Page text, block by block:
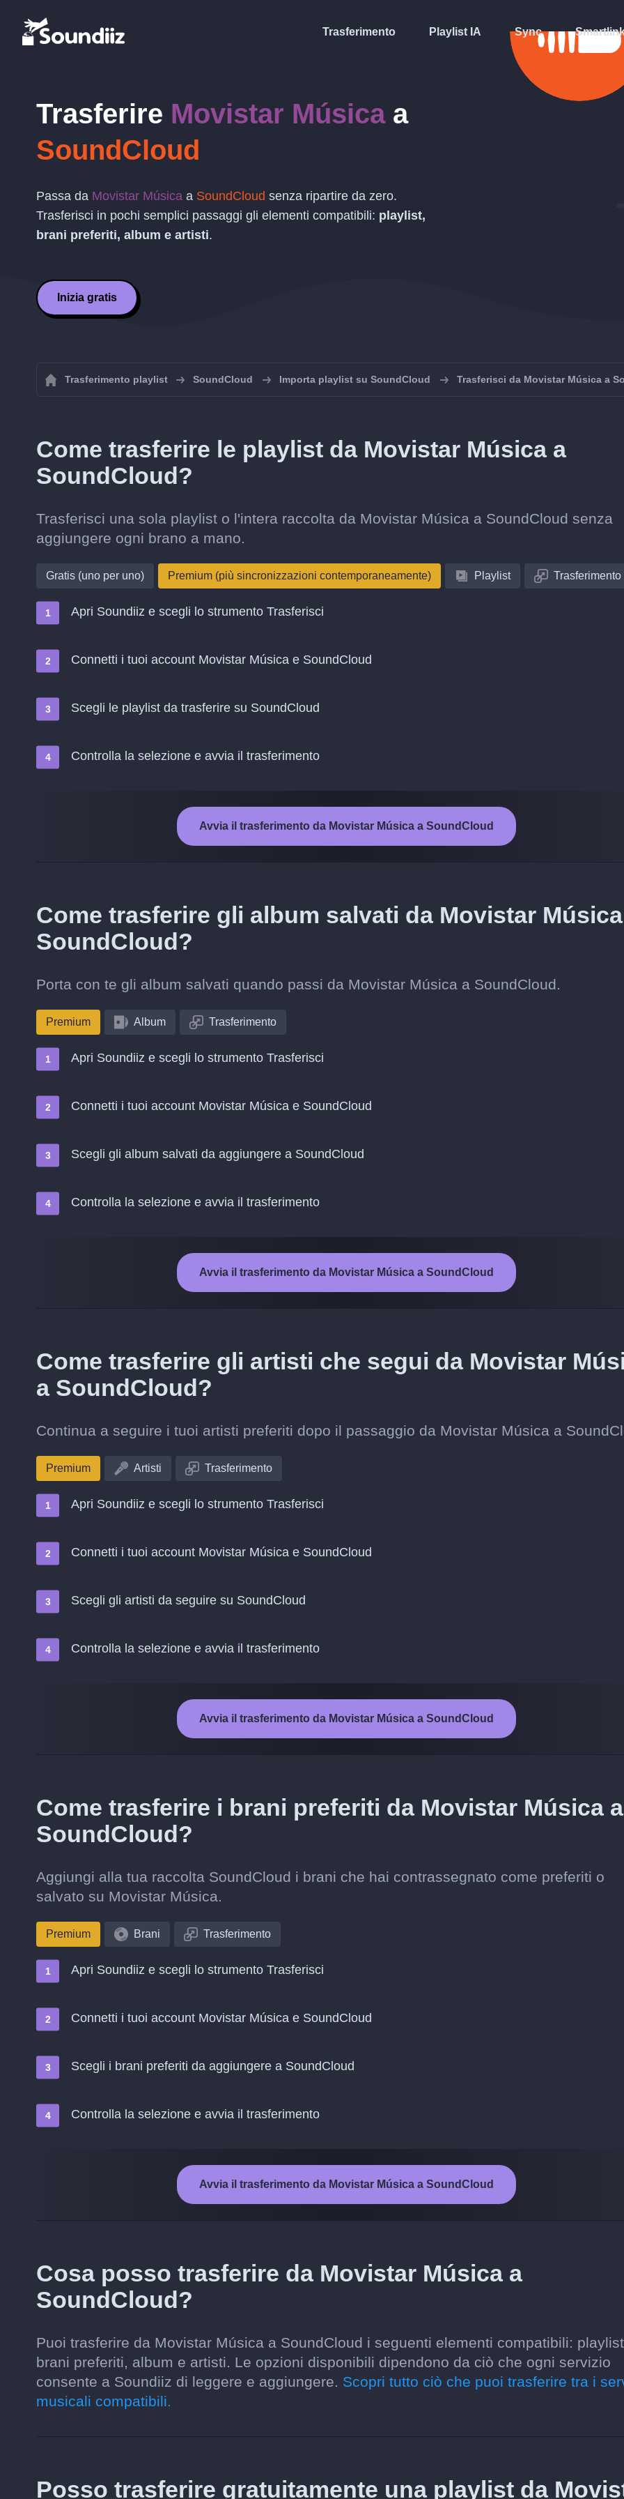
Trasferimento Playlist IA Sync
Trasferire Movistar Músicaa
SoundCloud
Passa da Movistar Música a SoundCloud senza ripartire da zero.
Trasferisci in pochi semplici passaggi gli elementi compatibili: playlist,
brani preferiti, album e artisti.
Inizia gratis
Trasferimento playlist SoundCloud Importa playlist su SoundCloud Trasferisci da Movistar Música a
Come trasferire le playlist da Movistar Música a
SoundCloud?
Trasferisci una sola playlist o l'intera raccolta da Movistar Música a SoundCloud senza
aggiungere ogni brano a mano.
Gratis (uno per uno) Premium (più sincronizzazioni contemporaneamente) Playlist Trasferimento
Apri Soundiiz e scegli lo strumento Trasferisci
Connetti i tuoi account Movistar Música e SoundCloud
Scegli le playlist da trasferire su SoundCloud
Controlla la selezione e avvia il trasferimento
Avvia il trasferimento da Movistar Música a SoundCloud
Come trasferire gli album salvati da Movistar
SoundCloud?
Porta con te gli album salvati quando passi da Movistar Música a SoundCloud.
Premium Album Trasferimento
Apri Soundiiz e scegli lo strumento Trasferisci
Connetti i tuoi account Movistar Música e SoundCloud
Scegli gli album salvati da aggiungere a SoundCloud
Controlla la selezione e avvia il trasferimento
Avvia il trasferimento da Movistar Música a SoundCloud
Come trasferire gli artisti che segui da Movistar
a SoundCloud?
Continua a seguire i tuoi artisti preferiti dopo il passaggio da Movistar Música a
Premium Artisti Trasferimento
Apri Soundiiz e scegli lo strumento Trasferisci
Connetti i tuoi account Movistar Música e SoundCloud
Scegli gli artisti da seguire su SoundCloud
Controlla la selezione e avvia il trasferimento
Avvia il trasferimento da Movistar Música a SoundCloud
Come trasferire i brani preferiti da Movistar Música a
SoundCloud?
Aggiungi alla tua raccolta SoundCloud i brani che hai contrassegnato come preferiti o
salvato su Movistar Música.
Premium Brani Trasferimento
Apri Soundiiz e scegli lo strumento Trasferisci
Connetti i tuoi account Movistar Música e SoundCloud
Scegli i brani preferiti da aggiungere a SoundCloud
Controlla la selezione e avvia il trasferimento
Avvia il trasferimento da Movistar Música a SoundCloud
Cosa posso trasferire da Movistar Música a
SoundCloud?
Puoi trasferire da Movistar Música a SoundCloud i seguenti elementi compatibili:
brani preferiti, album e artisti. Le opzioni disponibili dipendono da ciò che ogni servizio
consente a Soundiiz di leggere e aggiungere. Scopri tutto ciò che puoi trasferire tra i
musicali compatibili.
Posso trasferire gratuitamente una playlist da